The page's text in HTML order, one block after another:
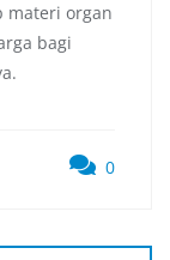
materi organ
bagi
0